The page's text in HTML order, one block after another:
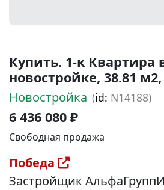
Купить. 1-к Квартира
новостройке, 38.81 м2,
Новостройка (id: N14188)
6 436 080 ₽
Свободная продажа
Победа
Застройщик